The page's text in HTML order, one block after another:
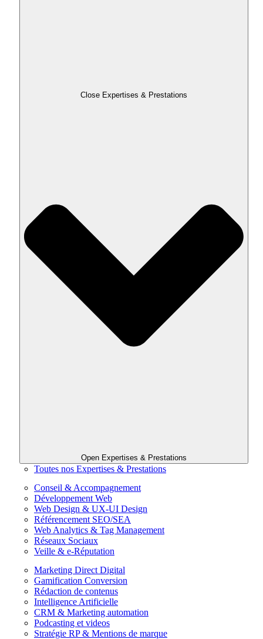
Close Expertises & Prestations
Open Expertises & Prestations
Toutes nos Expertises & Prestations
Conseil & Accompagnement
Développement Web
Web Design & UX-UI Design
Référencement SEO/SEA
Web Analytics & Tag Management
Réseaux Sociaux
Veille & e-Réputation
Marketing Direct Digital
Gamification Conversion
Rédaction de contenus
Intelligence Artificielle
CRM & Marketing automation
Podcasting et videos
Stratégie RP & Mentions de marque